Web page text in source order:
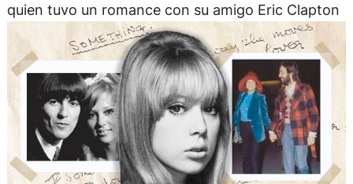
quien tuvo un romance con su amigo Eric Clapton